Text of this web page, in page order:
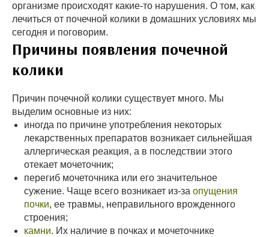
организме происходят какие-то нарушения. О том, как
лечиться от почечной колики в домашних условиях мы
сегодня и поговорим.
Причины появления почечной
колики
Причин почечной колики существует много. Мы
выделим основные из них:
иногда по причине употребления некоторых
лекарственных препаратов возникает сильнейшая
аллергическая реакция, а в последствии этого
отекает мочеточник;
перегиб мочеточника или его значительное
сужение. Чаще всего возникает из-за опущения
почки, ее травмы, неправильного врожденного
строения;
камни. Их наличие в почках и мочеточнике